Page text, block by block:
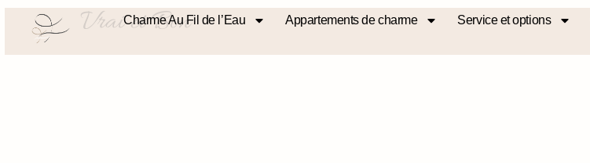
Charme Au Fil de l’Eau Appartements de charme Service et options
Vrai et Bon